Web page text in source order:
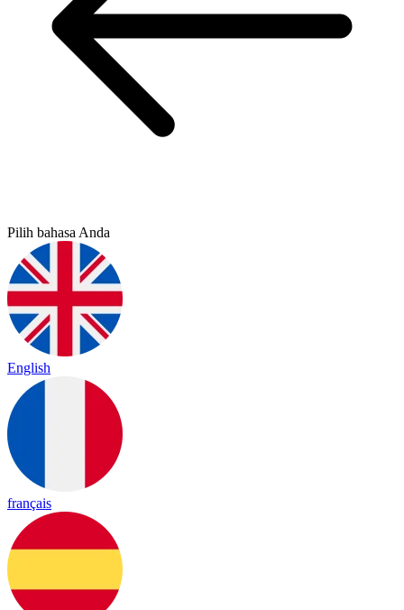
Pilih bahasa Anda
English
français